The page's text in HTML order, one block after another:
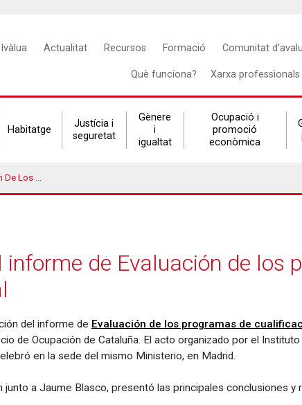
Main
Ivàlua Actualitat Recursos Formació Comunitat
Què funciona? Xarxa professionals
Habitatge
Justícia i
seguretat
Gènere
i
igualtat
Ocupació i
promoció
econòmica
Inicial
de Evaluación de los
del informe de Evaluación de los programas de
de Ocupación de Cataluña. El acto organizado por el
en la sede del mismo Ministerio, en Madrid.
junto a Jaume Blasco, presentó las principales conclusiones